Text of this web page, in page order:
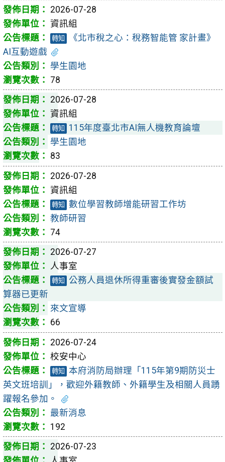
2026-07-28
資訊組
轉知
《北市稅之心：稅務智能管 家計畫》
AI互動遊戲
學生園地
78
2026-07-28
資訊組
轉知
115年度臺北市AI無人機教育論壇
學生園地
83
2026-07-28
資訊組
轉知
數位學習教師增能研習工作坊
教師研習
74
2026-07-27
人事室
轉知
公務人員退休所得重審後實發金額試
算器已更新
來文宣導
66
2026-07-24
校安中心
轉知
本府消防局辦理「115年第9期防災士
英文班培訓」，歡迎外籍教師、外籍學生及相關人員踴
躍報名參加。
最新消息
192
2026-07-23